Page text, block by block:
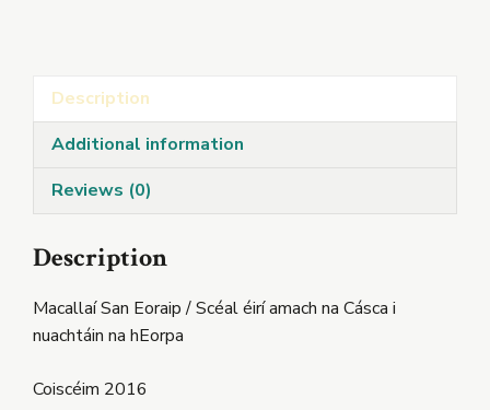
San
Eoraip
Description
Additional information
Reviews (0)
Description
Macallaí San Eoraip / Scéal éirí amach na Cásca i
nuachtáin na hEorpa
Coiscéim 2016